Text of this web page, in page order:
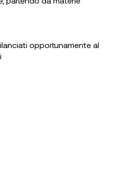
opportunamente al